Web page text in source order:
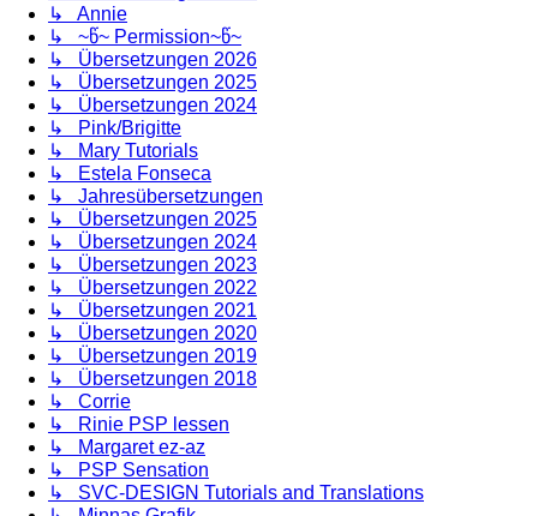
↳ Annie
↳ ~წ~ Permission~წ~
↳ Übersetzungen 2026
↳ Übersetzungen 2025
↳ Übersetzungen 2024
↳ Pink/Brigitte
↳ Mary Tutorials
↳ Estela Fonseca
↳ Jahresübersetzungen
↳ Übersetzungen 2025
↳ Übersetzungen 2024
↳ Übersetzungen 2023
↳ Übersetzungen 2022
↳ Übersetzungen 2021
↳ Übersetzungen 2020
↳ Übersetzungen 2019
↳ Übersetzungen 2018
↳ Corrie
↳ Rinie PSP lessen
↳ Margaret ez-az
↳ PSP Sensation
↳ SVC-DESIGN Tutorials and Translations